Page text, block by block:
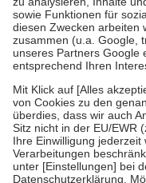
Bei Heilmitteln und
Zuzahlung zehn Prozent
Verordnung.
Um das Engagement der
stärken und die
fallenkeine Zuzahlungen
• Kindern und
mit Ausnahme der
• Untersuchungen zur
GKV getragen werden
• empfohlenen